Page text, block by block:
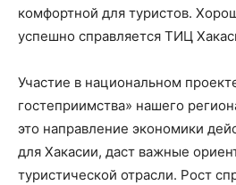
комфортной для туристов.
успешно справляется ТИЦ
Участие в национальном
гостеприимства» нашего
это направление экономики
для Хакасии, даст важные
туристической отрасли. Рост